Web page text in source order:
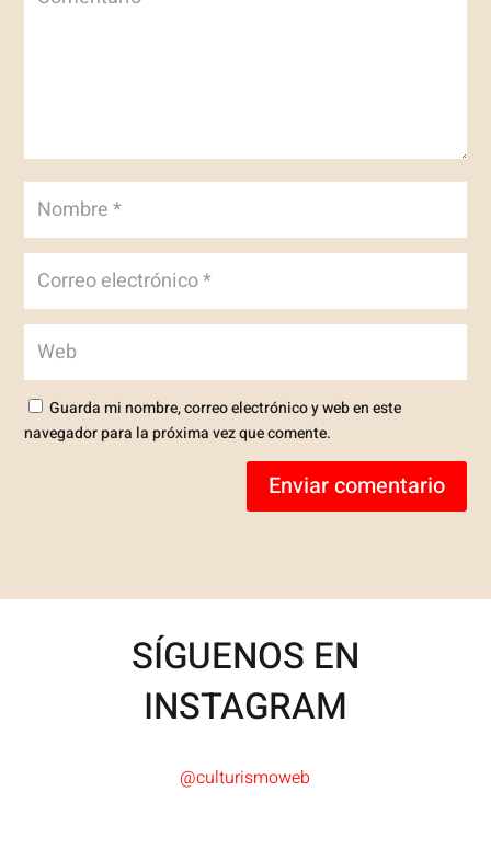
Guarda mi nombre, correo electrónico y web en este
navegador para la próxima vez que comente.
Enviar comentario
SÍGUENOS EN
INSTAGRAM
@culturismoweb